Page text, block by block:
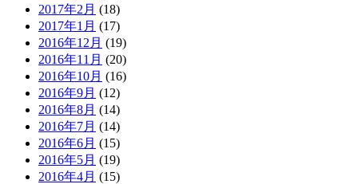
2017年2月 (18)
2017年1月 (17)
2016年12月 (19)
2016年11月 (20)
2016年10月 (16)
2016年9月 (12)
2016年8月 (14)
2016年7月 (14)
2016年6月 (15)
2016年5月 (19)
2016年4月 (15)